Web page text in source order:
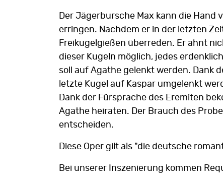
Der Jägerbursche Max kann die
erringen. Nachdem er in der letzten
Freikugelgießen überreden. Er ahnt
dieser Kugeln möglich, jedes
soll auf Agathe gelenkt werden. Dank
letzte Kugel auf Kaspar um­gelenkt
Dank der Fürsprache des Eremiten
Agathe heiraten. Der Brauch des
entscheiden.
Diese Oper gilt als "die deutsche
Bei unserer Inszenierung kommen